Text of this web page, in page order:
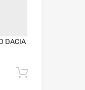
DACIA